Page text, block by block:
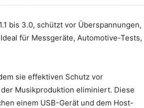
bis 3.0, schützt vor Überspannungen,
für Messgeräte, Automotive-Tests,
sie effektiven Schutz vor
Musikproduktion eliminiert. Diese
einem USB-Gerät und dem Host-